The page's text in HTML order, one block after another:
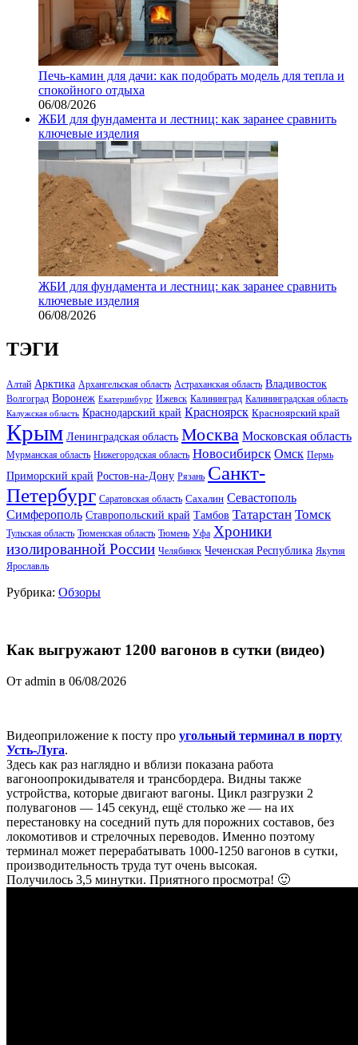
Печь-камин для дачи: как подобрать модель для тепла и
спокойного отдыха
06/08/2026
ЖБИ для фундамента и лестниц: как заранее сравнить
ключевые изделия
ЖБИ для фундамента и лестниц: как заранее сравнить
ключевые изделия
06/08/2026
ТЭГИ
Алтай Арктика Архангельская область Астраханская область Владивосток
Волгоград Воронеж Екатеринбург Ижевск Калининград Калининградская область
Калужская область Краснодарский край Красноярск Красноярский край
Крым Ленинградская область Москва Московская область
Мурманская область Нижегородская область Новосибирск Омск Пермь
Приморский край Ростов-на-Дону Рязань Санкт-
Петербург Саратовская область Сахалин Севастополь
Симферополь Ставропольский край Тамбов Татарстан Томск
Тульская область Тюменская область Тюмень Уфа Хроники
изолированной России Челябинск Чеченская Республика Якутия
Ярославль
Рубрика: Обзоры
Как выгружают 1200 вагонов в сутки (видео)
От admin в 06/08/2026
Видеоприложение к посту про угольный терминал в порту
Усть-Луга.
Здесь как раз наглядно и вблизи показана работа
вагоноопрокидывателя и трансбордера. Видны также
устройства, которые двигают вагоны. Цикл разгрузки 2
полувагонов — 145 секунд, ещё столько же — на их
перестановку на соседний путь для порожних составов, без
локомотивов и стрелочных переводов. Именно поэтому
терминал может перерабатывать 1000-1250 вагонов в сутки,
производительность труда тут очень высокая.
Получилось 3,5 минутки. Приятного просмотра! 🙂